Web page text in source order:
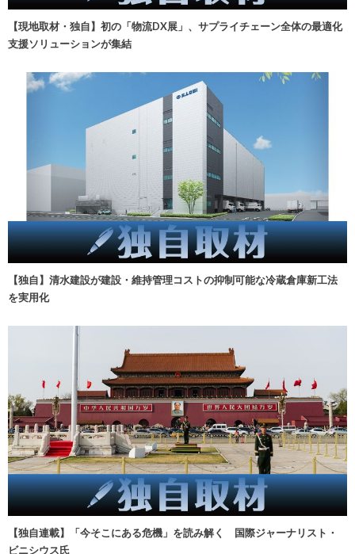
【現地取材・独自】初の「物流DX展」、サプライチェーン全体の最適化
支援ソリューションが集結
【独自】清水建設が建設・維持管理コストの抑制可能な冷蔵倉庫新工法
を実用化
【独自連載】「今そこにある危機」を読み解く 国際ジャーナリスト・
ビニシウス氏